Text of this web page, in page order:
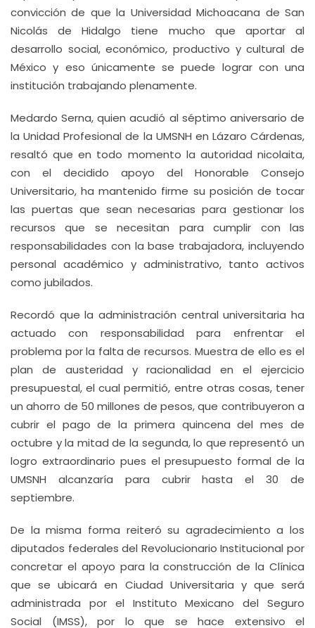
convicción de que la Universidad Michoacana de San
Nicolás de Hidalgo tiene mucho que aportar al
desarrollo social, económico, productivo y cultural de
México y eso únicamente se puede lograr con una
institución trabajando plenamente.
Medardo Serna, quien acudió al séptimo aniversario de
la Unidad Profesional de la UMSNH en Lázaro Cárdenas,
resaltó que en todo momento la autoridad nicolaita,
con el decidido apoyo del Honorable Consejo
Universitario, ha mantenido firme su posición de tocar
las puertas que sean necesarias para gestionar los
recursos que se necesitan para cumplir con las
responsabilidades con la base trabajadora, incluyendo
personal académico y administrativo, tanto activos
como jubilados.
Recordó que la administración central universitaria ha
actuado con responsabilidad para enfrentar el
problema por la falta de recursos. Muestra de ello es el
plan de austeridad y racionalidad en el ejercicio
presupuestal, el cual permitió, entre otras cosas, tener
un ahorro de 50 millones de pesos, que contribuyeron a
cubrir el pago de la primera quincena del mes de
octubre y la mitad de la segunda, lo que representó un
logro extraordinario pues el presupuesto formal de la
UMSNH alcanzaría para cubrir hasta el 30 de
septiembre.
De la misma forma reiteró su agradecimiento a los
diputados federales del Revolucionario Institucional por
concretar el apoyo para la construcción de la Clínica
que se ubicará en Ciudad Universitaria y que será
administrada por el Instituto Mexicano del Seguro
Social (IMSS), por lo que se hace extensivo el